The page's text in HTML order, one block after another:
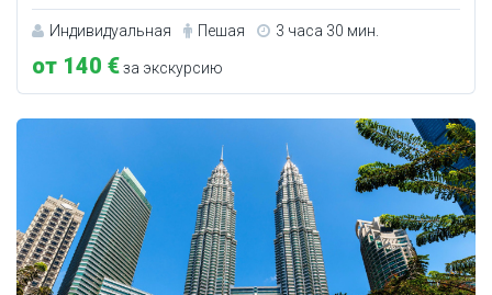
Индивидуальная Пешая 3 часа 30 мин.
от 140 €за экскурсию